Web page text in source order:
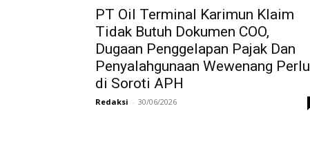
PT Oil Terminal Karimun Klaim
Tidak Butuh Dokumen COO,
Dugaan Penggelapan Pajak Dan
Penyalahgunaan Wewenang Perlu
di Soroti APH
Redaksi - 30/06/2026